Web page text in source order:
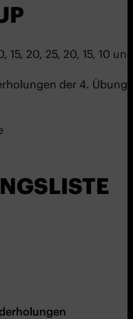
15, 20, 25, 20, 15, 10
der 4. Übung